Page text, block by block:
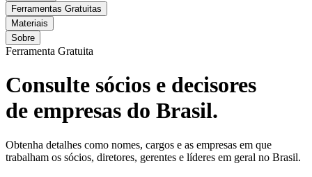
Ferramentas Gratuitas
Materiais
Sobre
Ferramenta Gratuita
Consulte sócios e decisores
de empresas do Brasil.
Obtenha detalhes como nomes, cargos e as empresas em que
trabalham os sócios, diretores, gerentes e líderes em geral no Brasil.